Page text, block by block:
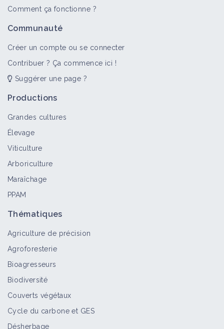
Comment ça fonctionne ?
Communauté
Créer un compte ou se connecter
Contribuer ? Ça commence ici !
Suggérer une page ?
Productions
Grandes cultures
Élevage
Viticulture
Arboriculture
Maraîchage
PPAM
Thématiques
Agriculture de précision
Agroforesterie
Bioagresseurs
Biodiversité
Couverts végétaux
Cycle du carbone et GES
Désherbage